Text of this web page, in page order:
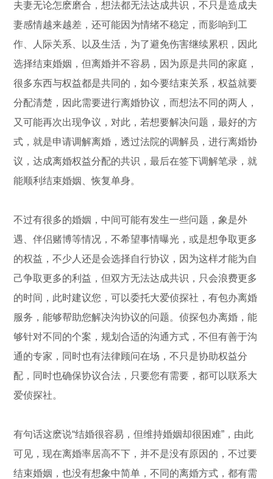
夫妻无论怎麽磨合，想法都无法达成共识，不只是造成夫
妻感情越来越差，还可能因为情绪不稳定，而影响到工
作、人际关系、以及生活，为了避免伤害继续累积，因此
选择结束婚姻，但离婚并不容易，因为原是共同的家庭，
很多东西与权益都是共同的，如今要结束关系，权益就要
分配清楚，因此需要进行离婚协议，而想法不同的两人，
又可能再次出现争议，对此，若想要解决问题，最好的方
式，就是申请调解离婚，透过法院的调解员，进行离婚协
议，达成离婚权益分配的共识，最后在签下调解笔录，就
能顺利结束婚姻、恢复单身。
不过有很多的婚姻，中间可能有发生一些问题，象是外
遇、伴侣赌博等情况，不希望事情曝光，或是想争取更多
的权益，不少人还是会选择自行协议，因为这样才能为自
己争取更多的利益，但双方无法达成共识，只会浪费更多
的时间，此时建议您，可以委托大爱侦探社，有包办离婚
服务，能够帮助您解决沟协议的问题。侦探包办离婚，能
够针对不同的个案，规划合适的沟通方式，不但有善于沟
通的专家，同时也有法律顾问在场，不只是协助权益分
配，同时也确保协议合法，只要您有需要，都可以联系大
爱侦探社。
有句话这麽说“结婚很容易，但维持婚姻却很困难”，由此
可见，现在离婚率居高不下，并不是没有原因的，不过要
结束婚姻，也没有想象中简单，不同的离婚方式，都有需